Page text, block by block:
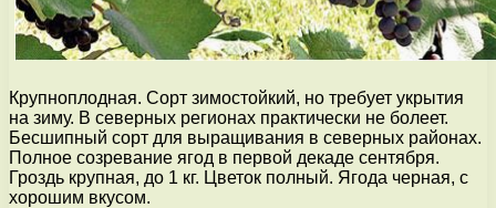
Крупноплодная. Сорт зимостойкий, но требует укрытия
на зиму. В северных регионах практически не болеет.
Бесшипный сорт для выращивания в северных районах.
Полное созревание ягод в первой декаде сентября.
Гроздь крупная, до 1 кг. Цветок полный. Ягода черная, с
хорошим вкусом.